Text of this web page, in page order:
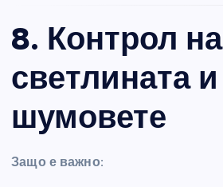
8. Контрол на
светлината и
шумовете
Защо е важно: